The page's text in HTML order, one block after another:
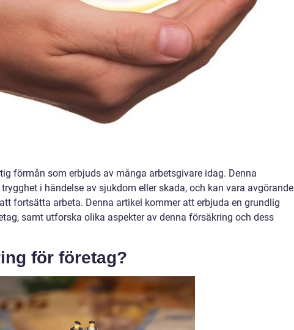
förmån som erbjuds av många arbetsgivare idag. Denna
i händelse av sjukdom eller skada, och kan vara avgörande
fortsätta arbeta. Denna artikel kommer att erbjuda en grundlig
samt utforska olika aspekter av denna försäkring och dess
för företag?